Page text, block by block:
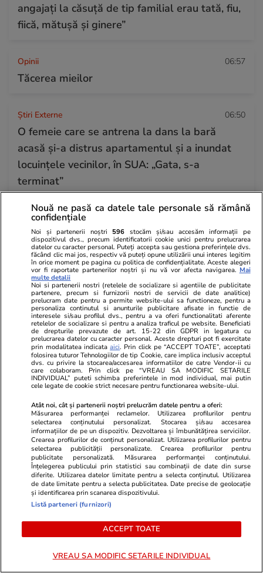
angajați la căsuță de tip familial erau tată, fiu,
fiică, mătușă și ginere”
Opinii 06:57
Tăcerea mieilor
Știri Externe 06:50
O femeie care se antrena la dans la bară
acasă și-a distrus apartamentul și a inundat
locuințele vecinilor, în SUA: „Gata, s-a
terminat”
Citește mai multe
TRENDING
Horoscop 20 iul.
Horoscop 21 iulie 2026. Taurii au șansa de a
descoperi metode noi de economisire sau de
îmbunătățire a situației financiare
Stiri Mondene 17 iul.
Data oficială la care începe „Insula iubirii”
2026. Antena 1 a făcut anunțul mult așteptat
despre sezonul 10
Stiri Mondene 20 iul.
Artistul din România care merge la concerte cu
elicopterul: „Nu este despre lux, ci despre
eficiență”
20.000 de comenzi în 7 minute și 46.859 într-o
Nouă ne pasă ca datele tale personale să rămână
confidențiale
Noi și partenerii noștri 596 stocăm și/sau accesăm informații pe
dispozitivul dvs., precum identificatorii cookie unici pentru prelucrarea
datelor cu caracter personal. Puteți accepta sau gestiona preferințele dvs.
făcând clic mai jos, respectiv vă puteți opune utilizării unui interes legitim
în orice moment pe pagina cu politica de confidențialitate. Aceste alegeri
vor fi raportate partenerilor noștri și nu vă vor afecta navigarea. Mai
multe detalii
Noi si partenerii nostri (retelele de socializare si agentiile de publicitate
partenere, precum si furnizorii nostri de servicii de date analitice)
prelucram date pentru a permite website-ului sa functioneze, pentru a
personaliza continutul si anunturile publicitare afisate in functie de
interesele si/sau profilul dvs., pentru a va oferi functionalitati aferente
retelelor de socializare si pentru a analiza traficul pe website. Beneficiati
de drepturile prevazute de art. 15-22 din GDPR in legatura cu
prelucrarea datelor cu caracter personal. Aceste drepturi pot fi exercitate
prin modalitatea indicataaici. Prin click pe “ACCEPT TOATE”, acceptati
folosirea tuturor Tehnologiilor de tip Cookie, care implica inclusiv acceptul
dvs. cu privire la stocarea/accesarea informatiilor de catre Vendor-ii cu
care colaboram. Prin click pe “VREAU SA MODIFIC SETARILE
INDIVIDUAL” puteti schimba preferintele in mod individual, mai putin
cele legate de cookie strict necesare pentru functionarea website-ului.
Atât noi, cât și partenerii noștri prelucrăm datele pentru a oferi:
Măsurarea performanței reclamelor. Utilizarea profilurilor pentru
selectarea conținutului personalizat. Stocarea și/sau accesarea
informațiilor de pe un dispozitiv. Dezvoltarea și îmbunătățirea serviciilor.
Crearea profilurilor de conținut personalizat. Utilizarea profilurilor pentru
selectarea publicității personalizate. Crearea profilurilor pentru
publicitate personalizată. Măsurarea performanței conținutului.
Înțelegerea publicului prin statistici sau combinații de date din surse
diferite. Utilizarea datelor limitate pentru a selecta conținutul. Utilizarea
de date limitate pentru a selecta publicitatea. Date precise de geolocație
și identificarea prin scanarea dispozitivului.
Listă parteneri (furnizori)
ACCEPT TOATE
VREAU SA MODIFIC SETARILE INDIVIDUAL